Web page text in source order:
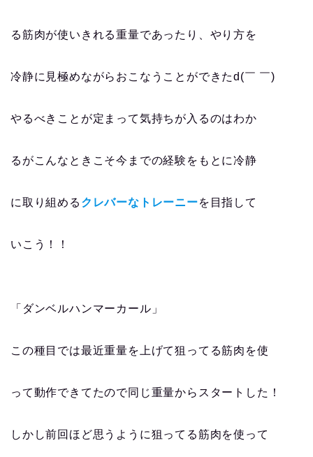
る筋肉が使いきれる重量であったり、やり方を
冷静に見極めながらおこなうことができたd(￣ ￣)
やるべきことが定まって気持ちが入るのはわか
るがこんなときこそ今までの経験をもとに冷静
に取り組める クレバーなトレーニーを目指して
いこう！！
「ダンベルハンマーカール」
この種目では最近重量を上げて狙ってる筋肉を使
って動作できてたので同じ重量からスタートした！
しかし前回ほど思うように狙ってる筋肉を使って